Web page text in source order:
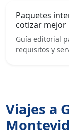
Paquetes
cotizar mejor
Guía editorial
requisitos y
Viajes a